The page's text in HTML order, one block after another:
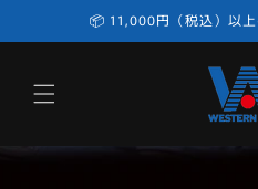
進む
📦 11,000円（税込）以